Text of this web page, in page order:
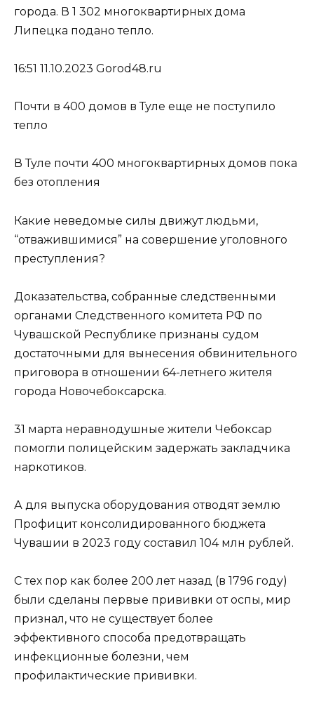
города. В 1 302 многоквартирных дома
Липецка подано тепло.
16:51 11.10.2023 Gorod48.ru
Почти в 400 домов в Туле еще не поступило
тепло
В Туле почти 400 многоквартирных домов пока
без отопления
Какие неведомые силы движут людьми,
“отважившимися” на совершение уголовного
преступления?
Доказательства, собранные следственными
органами Следственного комитета РФ по
Чувашской Республике признаны судом
достаточными для вынесения обвинительного
приговора в отношении 64-летнего жителя
города Новочебоксарска.
31 марта неравнодушные жители Чебоксар
помогли полицейским задержать закладчика
наркотиков.
А для выпуска оборудования отводят землю
Профицит консолидированного бюджета
Чувашии в 2023 году составил 104 млн рублей.
С тех пор как более 200 лет назад (в 1796 году)
были сделаны первые прививки от оспы, мир
признал, что не существует более
эффективного способа предотвращать
инфекционные болезни, чем
профилактические прививки.